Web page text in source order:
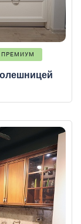
ПРЕМИУМ